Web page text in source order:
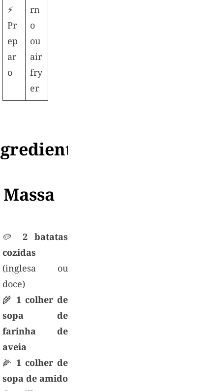
⚡
Pr
ep
ar
o
rn
o
ou
air
fry
er
🥔 2 batatas
cozidas
(inglesa ou
doce)
🌾 1 colher de
sopa de
farinha de
aveia
🌽 1 colher de
sopa de amido